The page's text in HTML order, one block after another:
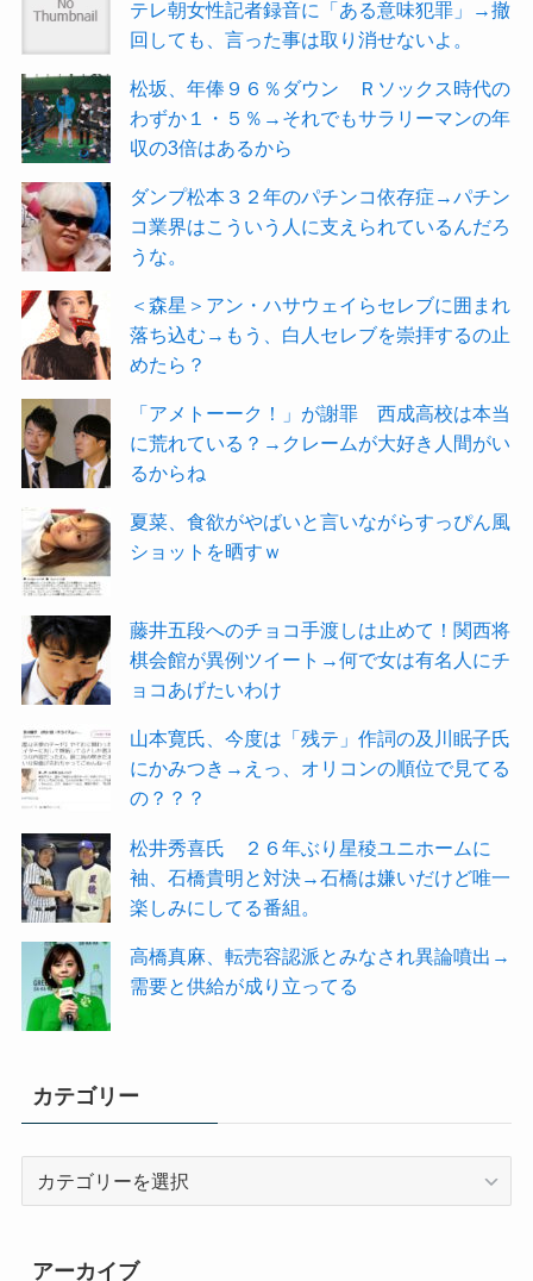
テレ朝女性記者録音に「ある意味犯罪」→撤
回しても、言った事は取り消せないよ。
松坂、年俸９６％ダウン Ｒソックス時代の
わずか１・５％→それでもサラリーマンの年
収の3倍はあるから
ダンプ松本３２年のパチンコ依存症→パチン
コ業界はこういう人に支えられているんだろ
うな。
＜森星＞アン・ハサウェイらセレブに囲まれ
落ち込む→もう、白人セレブを崇拝するの止
めたら？
「アメトーーク！」が謝罪 西成高校は本当
に荒れている？→クレームが大好き人間がい
るからね
夏菜、食欲がやばいと言いながらすっぴん風
ショットを晒すｗ
藤井五段へのチョコ手渡しは止めて！関西将
棋会館が異例ツイート→何で女は有名人にチ
ョコあげたいわけ
山本寛氏、今度は「残テ」作詞の及川眠子氏
にかみつき→えっ、オリコンの順位で見てる
の？？？
松井秀喜氏 ２６年ぶり星稜ユニホームに
袖、石橋貴明と対決→石橋は嫌いだけど唯一
楽しみにしてる番組。
高橋真麻、転売容認派とみなされ異論噴出→
需要と供給が成り立ってる
カテゴリー
リ
アーカイブ